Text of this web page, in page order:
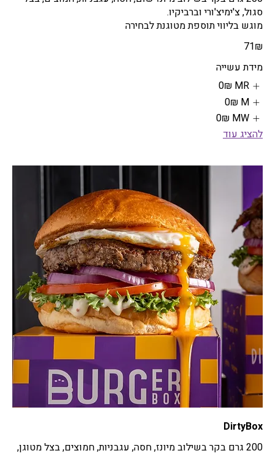
מוגש בליווי תוספת מטוגנת לבחירה
‏71 ‏₪
מידת עשייה
MR
‏0 ‏₪
M
‏0 ‏₪
MW
‏0 ‏₪
להציג עוד
DirtyBox
200 גרם בקר בשילוב מיונז, חסה, עגבניות, חמוצים, בצל מטוגן,